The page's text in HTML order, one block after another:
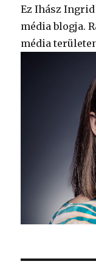
Ez Ihász
média blogja.
média